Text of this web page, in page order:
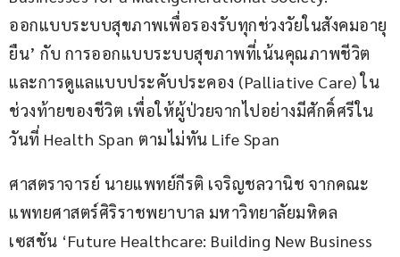
ออกแบบระบบสุขภาพเพื่อรองรับทุกช่วงวัยในสังคมอายุ
ยืน’ กับ การออกแบบระบบสุขภาพที่เน้นคุณภาพชีวิต
และการดูแลแบบประคับประคอง (Palliative Care) ใน
ช่วงท้ายของชีวิต เพื่อให้ผู้ป่วยจากไปอย่างมีศักดิ์ศรีใน
วันที่ Health Span ตามไม่ทัน Life Span
ศาสตราจารย์ นายแพทย์กีรติ เจริญชลวานิช จากคณะ
แพทยศาสตร์ศิริราชพยาบาล มหาวิทยาลัยมหิดล
เซสชัน ‘Future Healthcare: Building New Business